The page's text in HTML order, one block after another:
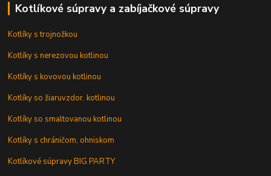
Kotlíkové súpravy a zabíjačkové súpravy
Kotlíky s trojnožkou
Kotlíky s nerezovou kotlinou
Kotlíky s kovovou kotlinou
Kotlíky so žiaruvzdor. kotlinou
Kotlíky so smaltovanou kotlinou
Kotlíky s chráničom, ohniskom
Kotlíkové súpravy BIG PARTY